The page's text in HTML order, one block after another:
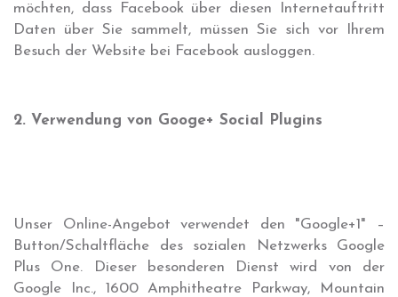
möchten, dass Facebook über diesen Internetauftritt
Daten über Sie sammelt, müssen Sie sich vor Ihrem
Besuch der Website bei Facebook ausloggen.
2. Verwendung von Googe+ Social Plugins
Unser Online-Angebot verwendet den "Google+1" –
Button/Schaltfläche des sozialen Netzwerks Google
Plus One. Dieser besonderen Dienst wird von der
Google Inc., 1600 Amphitheatre Parkway, Mountain